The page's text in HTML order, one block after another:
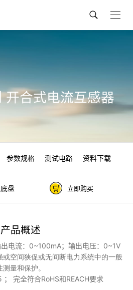
开合式电流互感器
参数规格 测试电路 资料下载
盘 立即购买
产品概述
电流：0~100mA；输出电压：0~1V
或空间狭促或无间断电力系统中的一般
测量和保护。
完全符合RoHS和REACH要求